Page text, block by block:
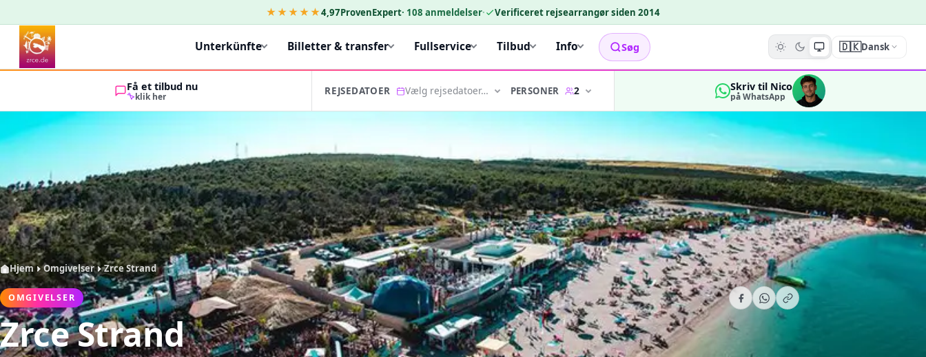
★★★★★4,97ProvenExpert· 108 anmeldelser· Verificeret rejsearrangør siden 2014
Unterkünfte Billetter & transfer Fullservice Tilbud Info Søg 🇩🇰Dansk
Få et tilbud nu
klik her REJSEDATOER Vælg rejsedatoer… PERSONER 2 Skriv til Nico
på WhatsApp
Hjem Omgivelser Zrce Strand
OMGIVELSER
Zrce Strand